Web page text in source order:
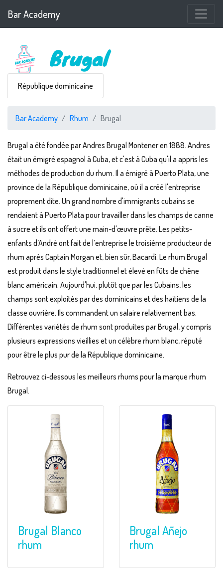
Bar Academy
Brugal
République dominicaine
Bar Academy Rhum Brugal
Brugal a été fondée par Andres Brugal Montener en 1888. Andres
était un émigré espagnol à Cuba, et c'est à Cuba qu'il a appris les
méthodes de production du rhum. Il a émigré à Puerto Plata, une
province de la République dominicaine, où il a créé l'entreprise
proprement dite. Un grand nombre d'immigrants cubains se
rendaient à Puerto Plata pour travailler dans les champs de canne
à sucre et ils ont offert une main-d'œuvre prête. Les petits-
enfants d’André ont fait de l’entreprise le troisième producteur de
rhum après Captain Morgan et, bien sûr, Bacardi. Le rhum Brugal
est produit dans le style traditionnel et élevé en fûts de chêne
blanc américain. Aujourd'hui, plutôt que par les Cubains, les
champs sont exploités par des dominicains et des haïtiens de la
classe ouvrière. Ils commandent un salaire relativement bas.
Différentes variétés de rhum sont produites par Brugal, y compris
plusieurs expressions vieillies et un célèbre rhum blanc, réputé
pour être le plus pur de la République dominicaine.
Retrouvez ci-dessous les meilleurs rhums pour la marque rhum
Brugal.
Brugal Blanco
rhum
Brugal Añejo
rhum